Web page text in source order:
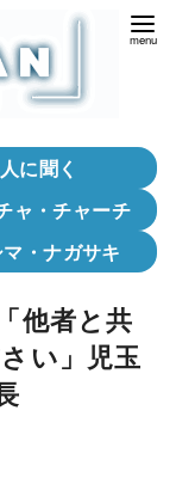
に聞く
ャ・チャーチ
・ナガサキ
他者と共
い」児玉